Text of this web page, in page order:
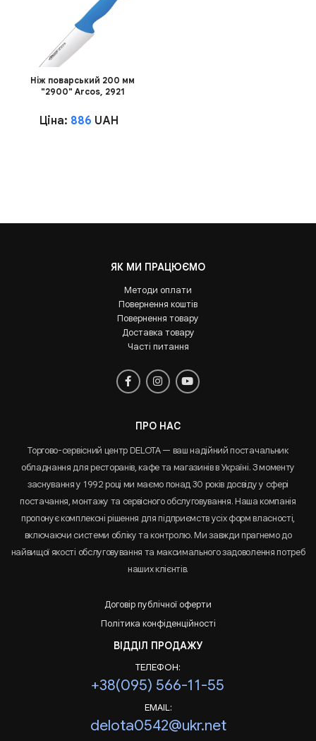
Ніж поварський 200 мм
"2900" Arcos, 2921
Ціна: 886 UAH
ЯК МИ ПРАЦЮЄМО
Методи оплати
Повернення коштів
Повернення товару
Доставка товару
Часті питання
ПРО НАС
Торгово-сервісний центр DELOTA — ваш надійний постачальник
обладнання для ресторанів, кафе та магазинів в Україні. З моменту
заснування у 1992 році ми маємо понад 30 років досвіду у сфері
постачання, монтажу та сервісного обслуговування. Наша компанія
пропонує комплексні рішення для підприємств усіх форм власності,
включаючи системи обліку та контролю. Ми завжди прагнемо до
найвищої якості обслуговування та максимального задоволення потреб
наших клієнтів.
Договір публічної оферти
Політика конфіденційності
ВІДДІЛ ПРОДАЖУ
ТЕЛЕФОН:
+38(095) 566-11-55
EMAIL:
delota0542@ukr.net